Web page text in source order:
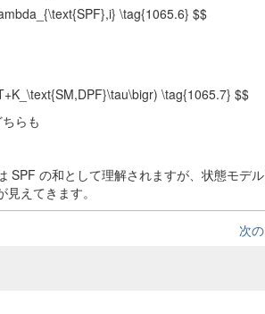
\tag{1065.6} $$
\tag{1065.7} $$
らも
SPF の和として理解されますが、状態モデ
えてきます。
次